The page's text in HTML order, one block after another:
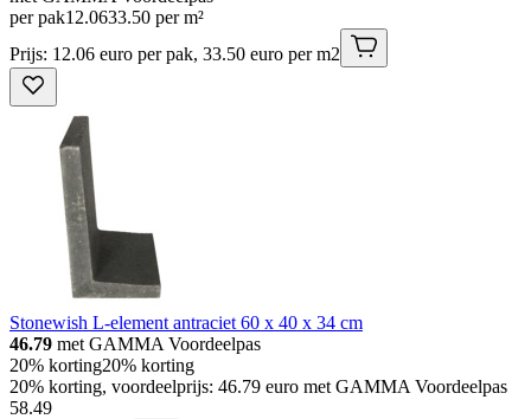
per pak12.0633.50 per m²
Prijs: 12.06 euro per pak, 33.50 euro per m2
Stonewish L-element antraciet 60 x 40 x 34 cm
46.79 met GAMMA Voordeelpas
20% korting20% korting
20% korting, voordeelprijs: 46.79 euro met GAMMA Voordeelpas
58.49